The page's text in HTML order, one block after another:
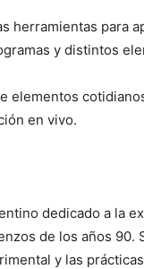
herramientas para
y distintos
elementos
en vivo.
dedicado a la
de los años
y las